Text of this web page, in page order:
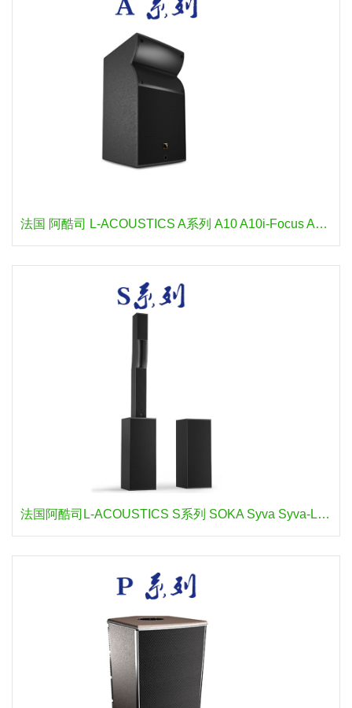
法国 阿酷司 L-ACOUSTICS A系列 A10 A10i-Focus A15-Focus ARCS-II
法国阿酷司L-ACOUSTICS S系列 SOKA Syva Syva-Low Syva-Sub